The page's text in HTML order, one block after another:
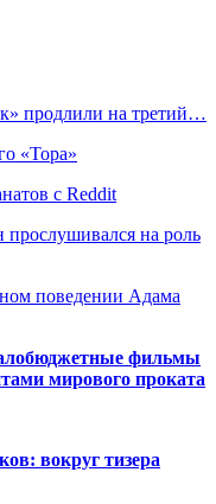
продлили на третий…
«Тора»
с Reddit
на роль
поведении Адама
фильмы
мирового проката
вокруг тизера